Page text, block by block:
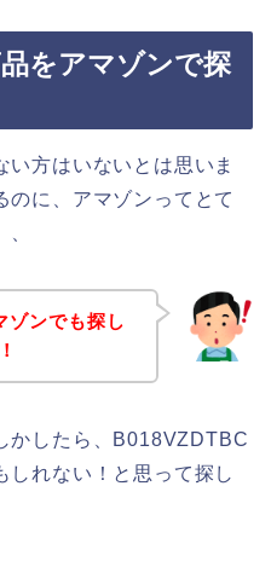
をアマゾンで探
い方はいないとは思いま
のに、アマゾンってとて
ゾンでも探し
かしたら、B018VZDTBC
しれない！と思って探し